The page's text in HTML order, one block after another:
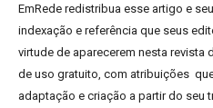
EmRede redistribua esse artigo e
indexação e referência que seus
virtude de aparecerem nesta
de uso gratuito, com atribuições
adaptação e criação a partir do seu